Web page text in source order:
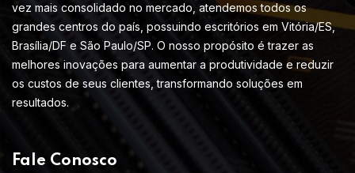
vez mais consolidado no mercado, atendemos todos os
grandes centros do país, possuindo escritórios em Vitória/ES,
Brasília/DF e São Paulo/SP. O nosso propósito é trazer as
melhores inovações para aumentar a produtividade e reduzir
os custos de seus clientes, transformando soluções em
resultados.
Fale Conosco